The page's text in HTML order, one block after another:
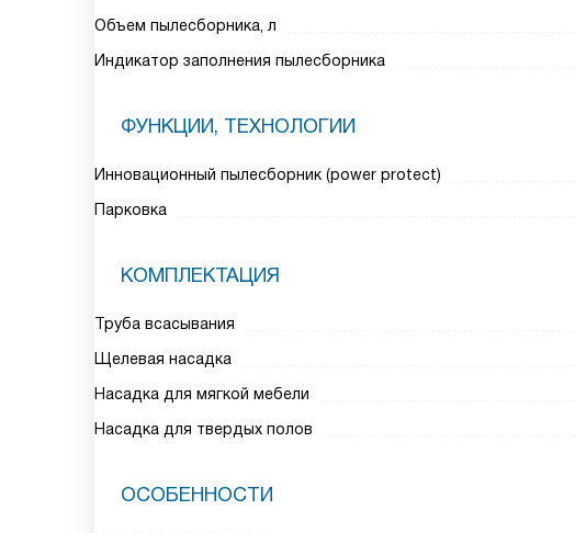
Объем пылесборника, л
Индикатор заполнения пылесборника
ФУНКЦИИ, ТЕХНОЛОГИИ
Инновационный пылесборник (power protect)
Парковка
КОМПЛЕКТАЦИЯ
Труба всасывания
Щелевая насадка
Насадка для мягкой мебели
Насадка для твердых полов
ОСОБЕННОСТИ